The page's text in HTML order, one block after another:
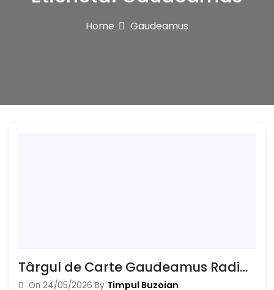
Home Gaudeamus
Târgul de Carte Gaudeamus Radio România, cel mai citit târg de carte din România, revine la Buzău între 27 și 31 mai
On 24/05/2026 By Timpul Buzoian